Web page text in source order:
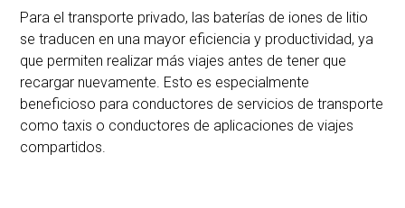
Para el transporte privado, las baterías de iones de litio
se traducen en una mayor eficiencia y productividad, ya
que permiten realizar más viajes antes de tener que
recargar nuevamente. Esto es especialmente
beneficioso para conductores de servicios de transporte
como taxis o conductores de aplicaciones de viajes
compartidos.